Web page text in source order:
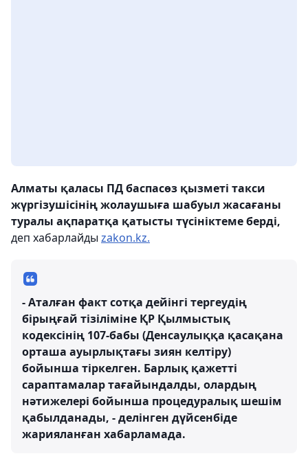
Алматы қаласы ПД баспасөз қызметі такси
жүргізушісінің жолаушыға шабуыл жасағаны
туралы ақпаратқа қатысты түсініктеме берді,
деп хабарлайды zakon.kz.
- Аталған факт сотқа дейінгі тергеудің
бірыңғай тізіліміне ҚР Қылмыстық
кодексінің 107-бабы (Денсаулыққа қасақана
орташа ауырлықтағы зиян келтіру)
бойынша тіркелген. Барлық қажетті
сараптамалар тағайындалды, олардың
нәтижелері бойынша процедуралық шешім
қабылданады, - делінген дүйсенбіде
жарияланған хабарламада.